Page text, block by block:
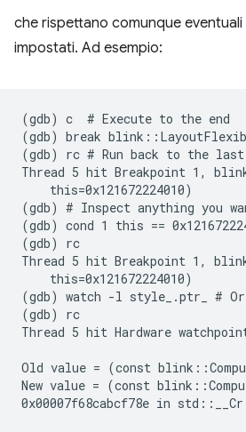
che rispettano comunque
impostati. Ad esempio:
(gdb) c  # Execute to the end
(gdb) break
(gdb) rc # Run back to the
Thread 5 hit Breakpoint 1,
    this=0x121672224010)
(gdb) # Inspect anything you
(gdb) cond 1 this ==
(gdb) rc
Thread 5 hit Breakpoint 1,
    this=0x121672224010)
(gdb) watch -l style_.ptr_ #
(gdb) rc
Thread 5 hit Hardware
Old value = (const
New value = (const